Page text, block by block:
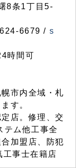
8条1丁目5-
6679 / s
時間可
市内全域・札
す。
店。修理、交
テム他工事全
加盟店、防犯
事士在籍店